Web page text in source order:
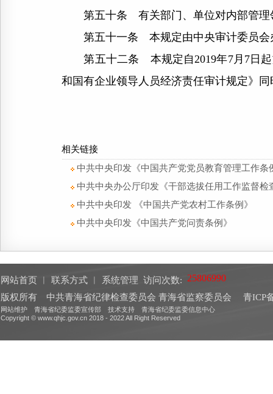
第五十条 有关部门、单位对内部管理领
第五十一条 本规定由中央审计委员会
第五十二条 本规定自2019年7月7日起
和国有企业领导人员经济责任审计规定》同
相关链接
中共中央印发《中国共产党党员教育管理工作条
中共中央办公厅印发《干部选拔任用工作监督检
中共中央印发 《中国共产党农村工作条例》
中共中央印发《中国共产党问责条例》
网站首页 联系方式 系统管理 访问次数:
版权所有 中共青海省纪律检查委员会 青海省监察委员会
青ICP
网站维护 青海省纪委监委宣传部 技术支持 青海省纪委监委信息中心
Copyright © www.qhjc.gov.cn 2018 - 2022 All Right Reserved